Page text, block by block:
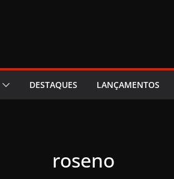
DESTAQUES LANÇAMENTOS
roseno